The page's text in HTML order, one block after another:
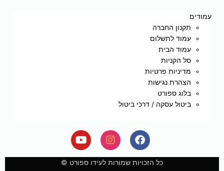
עמודים
תקנון החברה
עמוד לתשלום
עמוד הבית
סל הקניות
מדיניות פרטיות
הצהרת נגישות
בלוג ספורט
ביטול עסקה / דרכי ביטול
F
a
c
e
I
n
s
t
Y
o
u
t
כל הזכויות שמורות לעידו ספורט ©